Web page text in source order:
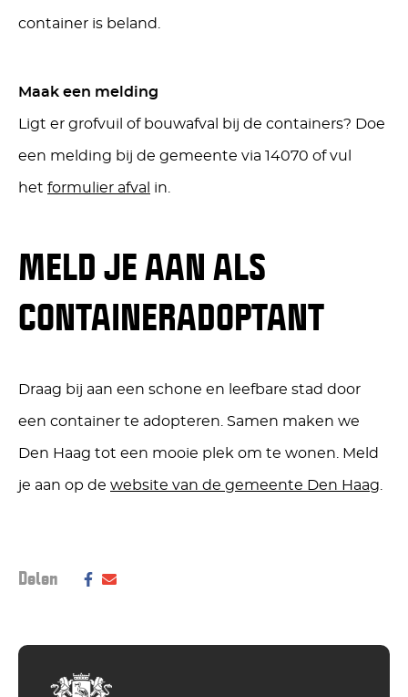
container is beland.
Maak een melding
Ligt er grofvuil of bouwafval bij de containers? Doe
een melding bij de gemeente via 14070 of vul
het formulier afval in.
MELD JE AAN ALS
CONTAINERADOPTANT
Draag bij aan een schone en leefbare stad door
een container te adopteren. Samen maken we
Den Haag tot een mooie plek om te wonen. Meld
je aan op de website van de gemeente Den Haag
Delen Deel
Facebook
Delen
E-